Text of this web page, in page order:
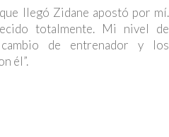
llegó Zidane apostó por mí.
totalmente. Mi nivel de
de entrenador y los
él”.